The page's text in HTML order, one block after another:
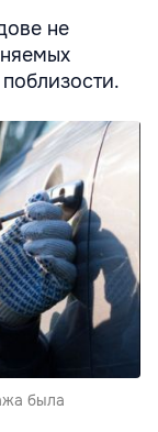
не
была